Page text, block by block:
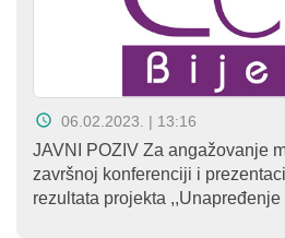
06.02.2023. | 13:16
JAVNI POZIV Za angažovanje
završnoj konferenciji i
rezultata projekta